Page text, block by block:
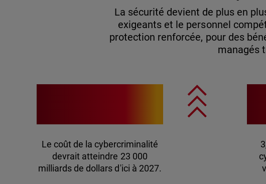
La sécurité devient de plus en
exigeants et le personnel
protection renforcée, pour des
managés
Le coût de la cybercriminalité
devrait atteindre 23 000
milliards de dollars d'ici à 2027.